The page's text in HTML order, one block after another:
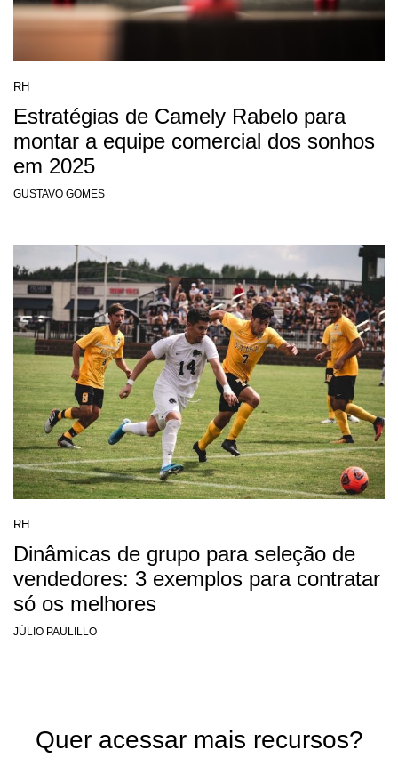
RH
Estratégias de Camely Rabelo para
montar a equipe comercial dos sonhos
em 2025
GUSTAVO GOMES
RH
Dinâmicas de grupo para seleção de
vendedores: 3 exemplos para contratar
só os melhores
JÚLIO PAULILLO
Quer acessar mais recursos?